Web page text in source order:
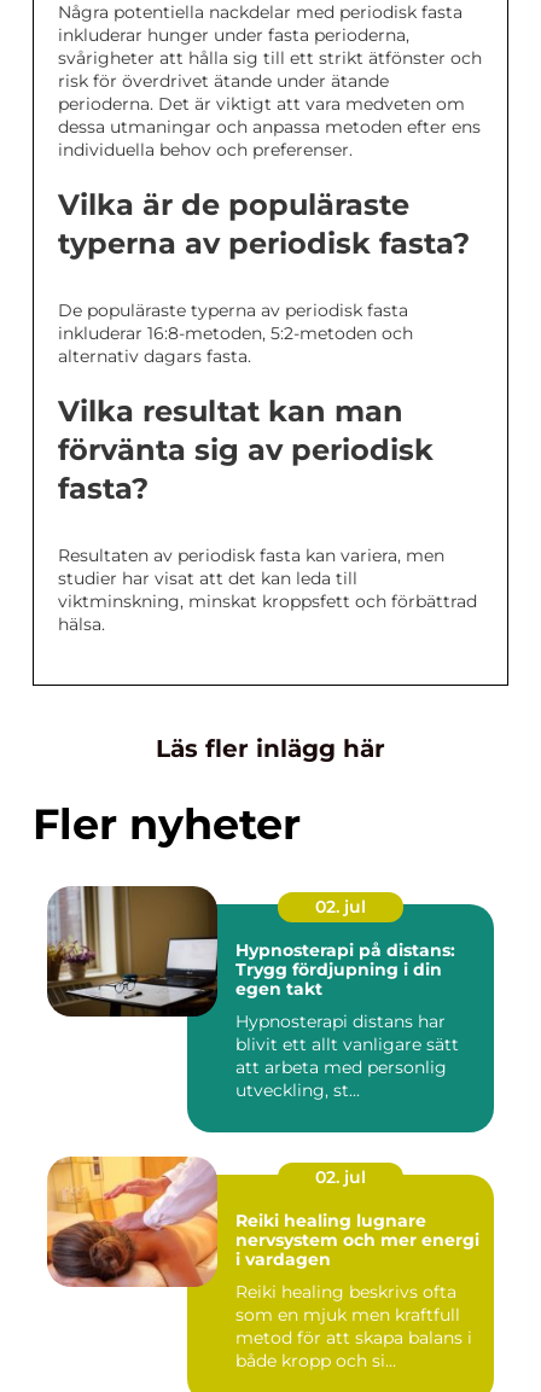
Några potentiella nackdelar med periodisk fasta
inkluderar hunger under fasta perioderna,
svårigheter att hålla sig till ett strikt ätfönster och
risk för överdrivet ätande under ätande
perioderna. Det är viktigt att vara medveten om
dessa utmaningar och anpassa metoden efter ens
individuella behov och preferenser.
Vilka är de populäraste
typerna av periodisk fasta?
De populäraste typerna av periodisk fasta
inkluderar 16:8-metoden, 5:2-metoden och
alternativ dagars fasta.
Vilka resultat kan man
förvänta sig av periodisk
fasta?
Resultaten av periodisk fasta kan variera, men
studier har visat att det kan leda till
viktminskning, minskat kroppsfett och förbättrad
hälsa.
Läs fler inlägg här
Fler nyheter
02. jul
Hypnosterapi på distans:
Trygg fördjupning i din
egen takt
Hypnosterapi distans har
blivit ett allt vanligare sätt
att arbeta med personlig
utveckling, st...
02. jul
Reiki healing lugnare
nervsystem och mer energi
i vardagen
Reiki healing beskrivs ofta
som en mjuk men kraftfull
metod för att skapa balans i
både kropp och si...